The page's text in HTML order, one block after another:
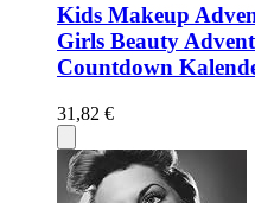
Kids Makeup
Girls Beauty
Countdown
31,82 €